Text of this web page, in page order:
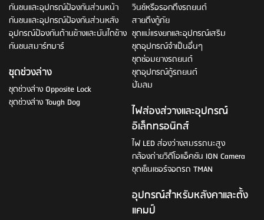
กันชนและอุปกรณ์ป้องกันส่วนหน้า
กันชนและอุปกรณ์ป้องกันส่วนหลัง
อุปกรณ์ป้องกันด้านข้างและบันไดข้าง
กันชนสมาร์ทบาร์
ชุดช่วงล่าง
ชุดช่วงล่าง Opposite Lock
ชุดช่วงล่าง Tough Dog
วินช์หรือรอกดึงรถยนต์
สายดึงกู้ภัย
ชุดแม่แรงยกและอุปกรณ์เสริม
ชุดอุปกรณ์จำเป็นอื่นๆ
ชุดซ่อมยางรถยนต์
ชุดอุปกรณ์กู้รถยนต์
ปั๊มลม
ไฟส่องส่วางและอุปกรณ์
อิเล็กทรอนิกส์
ไฟ LED ส่องว่างสมรรถนะสูง
กล้องถ่ายวิดีโอแอ็คชัน ION Camera
ชุดเซ็นเซอร์จอดรถ TMAN
อุปกรณ์สำหรับหลังคาและตั้ง
แคมป์